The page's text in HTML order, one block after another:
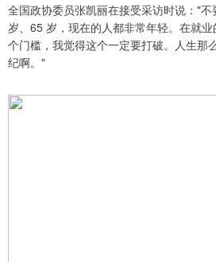
全国政协委员张凯丽在接受采访时说："
岁、65 岁，现在的人都非常年轻。在就
个门槛，我觉得这个一定要打破。人生那
纪啊。"